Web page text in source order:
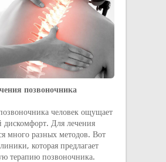
позвоночника
человек ощущает
дискомфорт. Для лечения
много разных методов. Вот
которая предлагает
терапию позвоночника.